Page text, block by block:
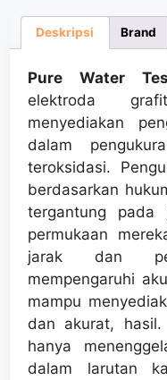
Deskripsi Brand
Pure Water
elektroda
menyediakan
dalam
teroksidasi.
berdasarkan
tergantung
permukaan
jarak dan
mempengaruhi
mampu
dan akurat, hasil.
hanya
dalam larutan